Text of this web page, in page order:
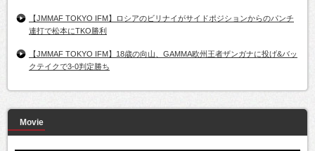
【JMMAF TOKYO IFM】ロシアのビリナイがサイドポジションからのパンチ
連打で松本にTKO勝利
【JMMAF TOKYO IFM】18歳の向山、GAMMA欧州王者ザンガナに投げ&バッ
クテイクで3-0判定勝ち
Movie